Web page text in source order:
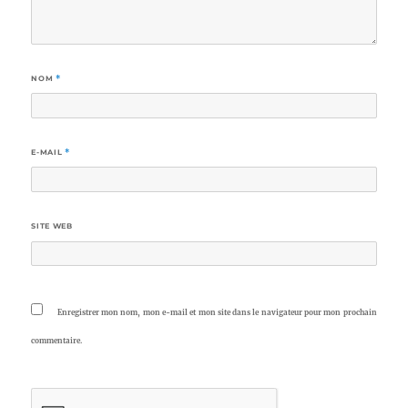
NOM *
E-MAIL *
SITE WEB
Enregistrer mon nom, mon e-mail et mon site dans le navigateur pour mon prochain
commentaire.